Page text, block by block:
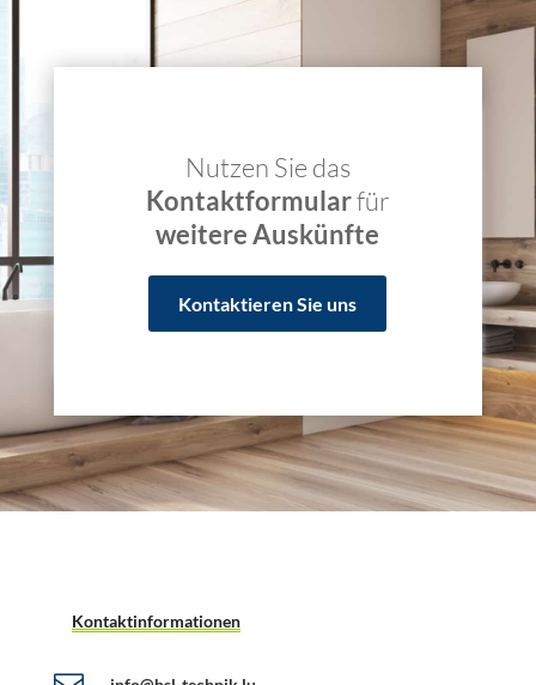
Nutzen Sie das
Kontaktformularfür
weitere Auskünfte
Kontaktieren Sie uns
Kontaktinformationen